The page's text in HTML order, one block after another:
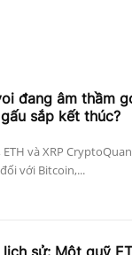
đang âm thầm
sắp kết thúc?
và XRP
với Bitcoin,...
sử: Một quỹ